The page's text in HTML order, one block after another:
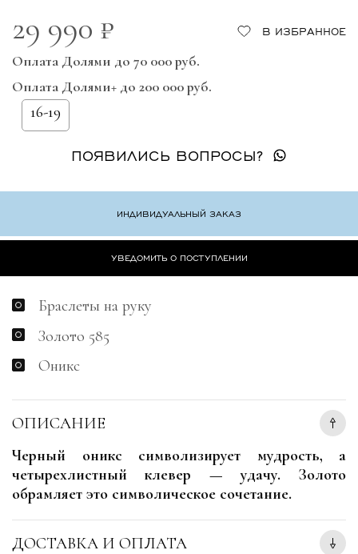
29 990 ₽ В ИЗБРАННОЕ
Оплата Долями до 70 000 руб.
Оплата Долями+ до 200 000 руб.
16-19
ПОЯВИЛИСЬ ВОПРОСЫ?
Браслеты на руку
Золото 585
Оникс
ИНДИВИДУАЛЬНЫЙ ЗАКАЗ
УВЕДОМИТЬ О ПОСТУПЛЕНИИ
ОПИСАНИЕ
Черный оникс символизирует мудрость, а
четырехлистный клевер — удачу. Золото
обрамляет это символическое сочетание.
ДОСТАВКА И ОПЛАТА